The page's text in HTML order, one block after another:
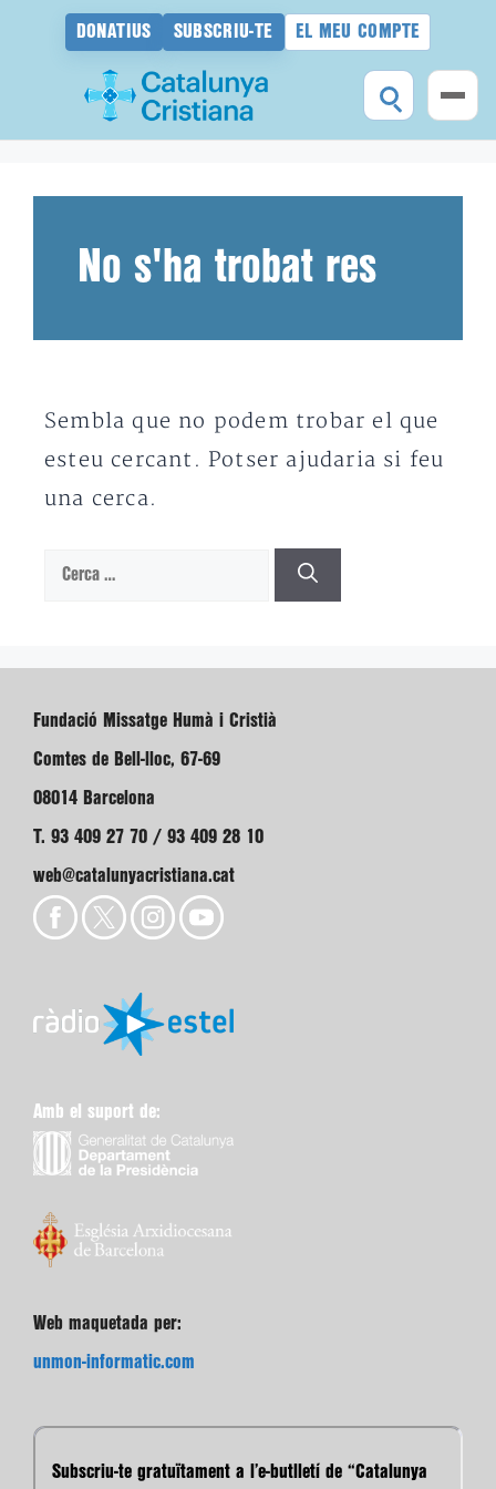
DONATIUS SUBSCRIU-TE EL MEU COMPTE
No s'ha trobat res
Sembla que no podem trobar el que
esteu cercant. Potser ajudaria si feu
una cerca.
Cerca:
Fundació Missatge Humà i Cristià
Comtes de Bell-lloc, 67-69
08014 Barcelona
T. 93 409 27 70 / 93 409 28 10
web@catalunyacristiana.cat
Amb el suport de:
Web maquetada per:
unmon-informatic.com
Subscriu-te gratuïtament a l’e-butlletí de “Catalunya